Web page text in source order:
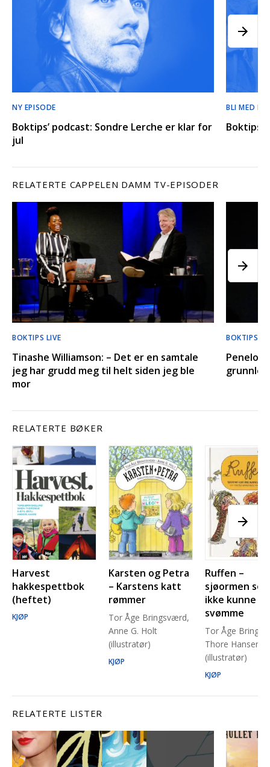
NY EPISODE
Boktips’ podcast: Sondre Lerche er klar for
jul
BLI MED
Boktips’
RELATERTE CAPPELEN DAMM TV-EPISODER
BOKTIPS LIVE
Tinashe Williamson: – Det er en samtale
jeg har grudd meg til helt siden jeg ble
mor
BOKTIPS
RELATERTE BØKER
Harvest
hakkespettbok
(heftet)
KJØP
Karsten og Petra
– Karstens katt
rømmer
Tor Åge Bringsværd,
Anne G. Holt
(illustratør)
KJØP
Ruffen –
sjøormen
ikke kunne
svømme
Tor Åge
Thore Hansen
(illustratør)
KJØP
RELATERTE LISTER